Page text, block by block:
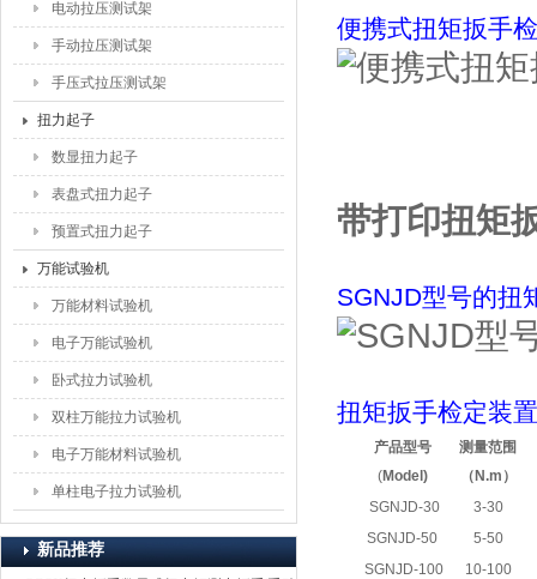
电动拉压测试架
手动拉压测试架
手压式拉压测试架
扭力起子
数显扭力起子
表盘式扭力起子
预置式扭力起子
万能试验机
万能材料试验机
电子万能试验机
卧式拉力试验机
双柱万能拉力试验机
电子万能材料试验机
单柱电子拉力试验机
新品推荐
便携式扭矩扳手
带打印扭矩
SGNJD型号的扭
扭矩扳手检定装
产品型号
(Model)
测量范围
（N.m ）
SGNJD-30
3-30
SGNJD-50
5-50
SGNJD-100
10-100